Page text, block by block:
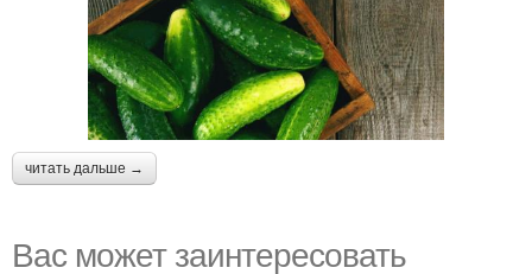
читать дальше →
Вас может заинтересовать